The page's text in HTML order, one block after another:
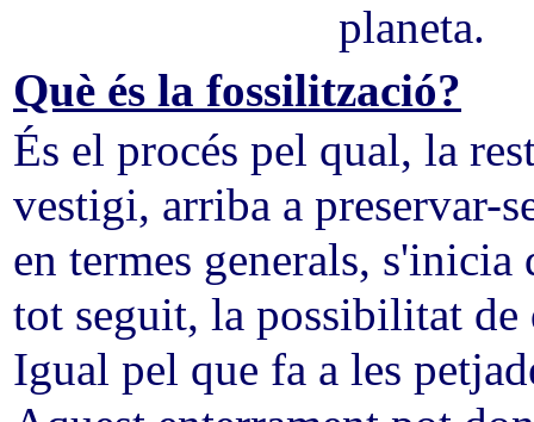
planeta.
Què és la fossilització?
És el procés pel qual, la
vestigi, arriba a preservar-
en termes generals,
tot seguit, la possibilitat de
Igual pel que fa a les